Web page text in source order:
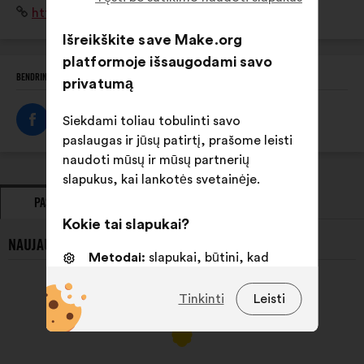
et les hommes qui l’habitent, la cultivent, la protègent
et s’en inspirent
Interneto
svetainė:
https://nuitsdesforets.com/
BENDRINTI ŠĮ PROFILĮ
PASIŪLYMAI
NAUJAUSI NUITS DES FORÊTS PASIŪLYMAI:
Išreikškite save Make.org
platformoje išsaugodami savo
privatumą
Siekdami toliau tobulinti savo
paslaugas ir jūsų patirtį, prašome leisti
naudoti mūsų ir mūsų partnerių
slapukus, kai lankotės svetainėje.
Kokie tai slapukai?
Metodai: slapukai, būtini, kad
slapukai, skirti jūsų
Leisti
Tinkinti